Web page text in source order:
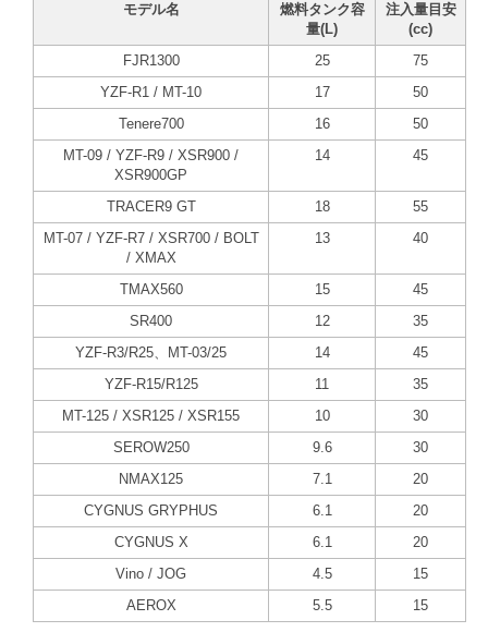
モデル名
燃料タンク容
量(L)
注入量目安
(cc)
FJR1300
25
75
YZF-R1 / MT-10
17
50
Tenere700
16
50
MT-09 / YZF-R9 / XSR900 /
XSR900GP
14 45
TRACER9 GT 18
55
MT-07 / YZF-R7 / XSR700 / BOLT
/ XMAX
13 40
TMAX560 15
45
SR400
12
35
YZF-R3/R25、MT-03/25
14
45
YZF-R15/R125
11
35
MT-125 / XSR125 / XSR155
10
30
SEROW250
9.6
30
NMAX125
7.1
20
CYGNUS GRYPHUS
6.1
20
CYGNUS X
6.1
20
Vino / JOG
4.5
15
AEROX
5.5 15